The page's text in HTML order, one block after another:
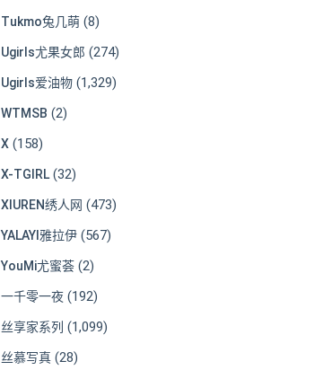
Tukmo兔几萌 (8)
Ugirls尤果女郎 (274)
Ugirls爱油物 (1,329)
WTMSB (2)
X (158)
X-TGIRL(32)
XIUREN绣人网 (473)
YALAYI雅拉伊 (567)
YouMi尤蜜荟 (2)
一千零一夜 (192)
丝享家系列 (1,099)
丝慕写真 (28)